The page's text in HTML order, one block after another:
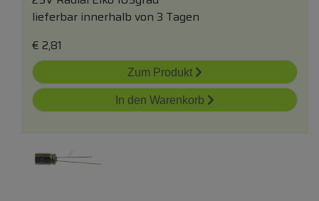
lieferbar innerhalb von 3 Tagen
€ 2,81
Zum Produkt
In den Warenkorb